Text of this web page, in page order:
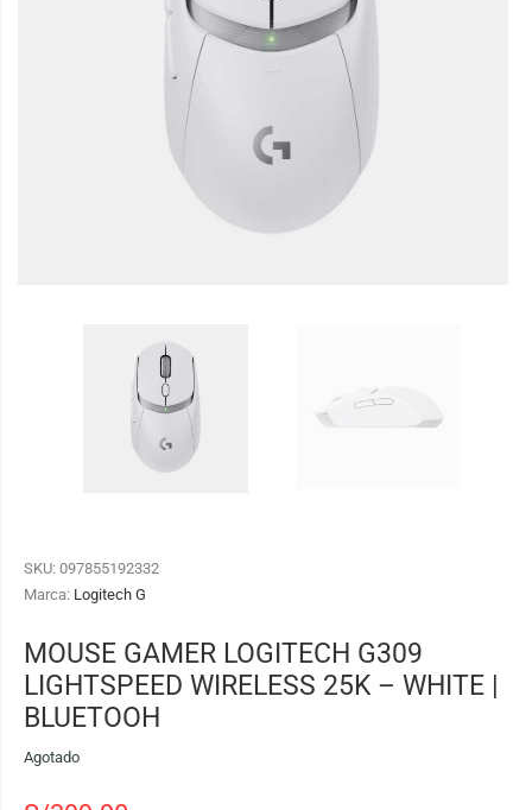
SKU: 097855192332
Marca: Logitech G
MOUSE GAMER LOGITECH G309
LIGHTSPEED WIRELESS 25K – WHITE |
BLUETOOH
Agotado